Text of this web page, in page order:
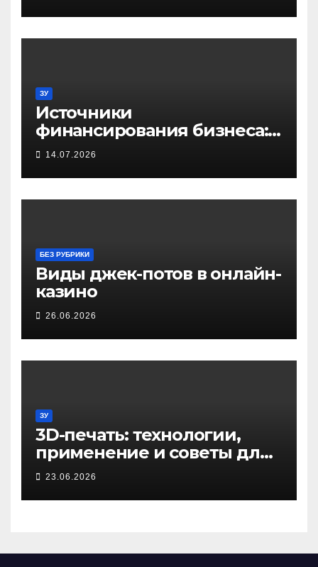
ЗУ
Источники
финансирования бизнеса:
от собственных средств до
14.07.2026
БЕЗ РУБРИКИ
Виды джек-потов в онлайн-
казино
26.06.2026
ЗУ
3D-печать: технологии,
применение и советы для
начинающих
23.06.2026